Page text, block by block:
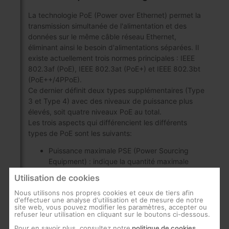
La technologie PoE (Power over Ethernet) permet la
transmission simultanée de l'alimentation et des
données sur le même câble réseau Ethernet,
éliminant ainsi le besoin d'alimentations séparées. Il
existe actuellement trois normes principales : IEEE
802.3af (PoE), IEEE 802.3at (PoE+) et IEEE 802.3bt
(PoE++/4PPoE).
Ce dernier définit deux types supplémentaires (Type
3 et Type 4) avec des niveaux de puissance plus
élevés, soit quatre niveaux PoE au total.
Les trois aspects qui différencient les différents
types de PoE sont les suivants:
Puissance maximale PSE (Power Sourcing
Equipment) : indique la quantité maximale
un équipement via le câble Ethernet.
Puissance pour le PD (Powered Device) : Il
s'agit de la puissance électrique que peut
recevoir l'appareil alimenté par le câble.
Utilisation de cookies
Nous utilisons nos propres cookies et ceux de tiers afin
d'effectuer une analyse d'utilisation et de mesure de notre
site web, vous pouvez modifier les paramètres, accepter ou
refuser leur utilisation en cliquant sur le boutons ci-dessous.